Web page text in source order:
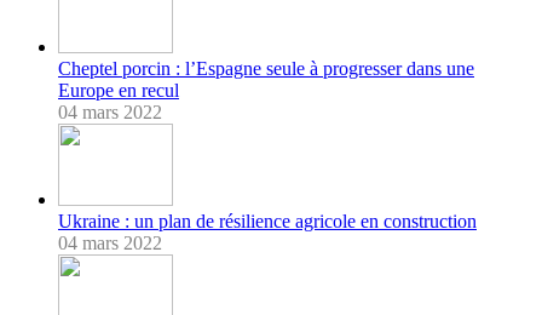
Cheptel porcin : l’Espagne seule à progresser dans une
Europe en recul
04 mars 2022
Ukraine : un plan de résilience agricole en construction
04 mars 2022